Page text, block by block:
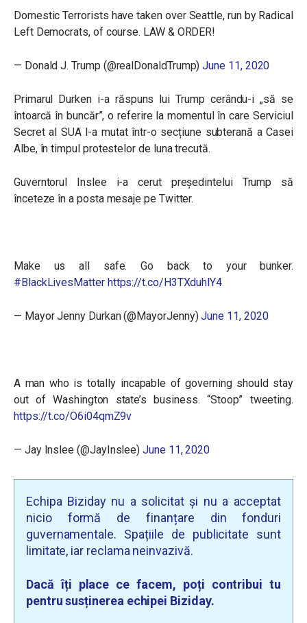
Domestic Terrorists have taken over Seattle, run by Radical
Left Democrats, of course. LAW & ORDER!
— Donald J. Trump (@realDonaldTrump)June 11, 2020
Primarul Durken i-a răspuns lui Trump cerându-i „să se
întoarcă în buncăr”, o referire la momentul în care Serviciul
Secret al SUA l-a mutat într-o secțiune subterană a Casei
Albe, în timpul protestelor de luna trecută.
Guverntorul Inslee i-a cerut președintelui Trump să
înceteze în a posta mesaje pe Twitter.
Make us all safe. Go back to your bunker.
#BlackLivesMatter https://t.co/H3TXduhlY4
— Mayor Jenny Durkan (@MayorJenny)June 11, 2020
A man who is totally incapable of governing should stay
out of Washington state’s business. “Stoop” tweeting.
https://t.co/O6i04qmZ9v
— Jay Inslee (@JayInslee)June 11, 2020
Echipa Biziday nu a solicitat și nu a acceptat
nicio formă de finanțare din fonduri
guvernamentale. Spațiile de publicitate sunt
limitate, iar reclama neinvazivă.
Dacă îți place ce facem, poți contribui tu
pentru susținerea echipei Biziday.